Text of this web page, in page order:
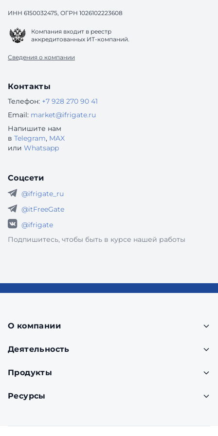
ИНН 6150032475, ОГРН 1026102223608
Компания входит в реестр
аккредитованных ИТ-компаний.
Сведения о компании
Контакты
Телефон: +7 928 270 90 41
Email: market@ifrigate.ru
Напишите нам
в Telegram, MAX
или Whatsapp
Соцсети
@ifrigate_ru
@itFreeGate
@ifrigate
Подпишитесь, чтобы быть в курсе нашей работы
О компании
Деятельность
Продукты
Ресурсы